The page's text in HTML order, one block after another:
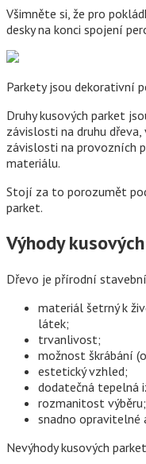
Všimněte si, že pro
desky na konci spojení
Parkety jsou dekorativní
Druhy kusových parket
závislosti na druhu
závislosti na provozních
materiálu.
Stojí za to porozumět
parket.
Výhody
Dřevo je přírodní
materiál šetrný k
látek;
trvanlivost;
možnost škrábání
estetický vzhled;
dodatečná tepelná
rozmanitost výběru;
snadno opravitelné
Nevýhody kusových